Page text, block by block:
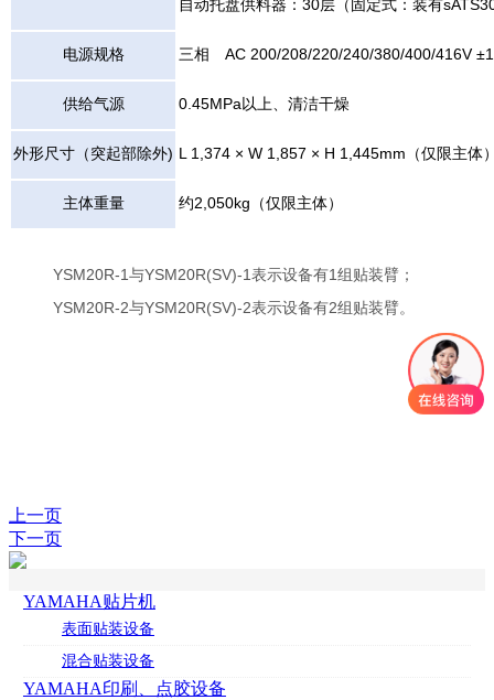
自动托盘供料器：30层（固定式：装有
电源规格 三相 AC 200/208/220/240/380/400/416V
供给气源 0.45MPa以上、清洁干燥
外形尺寸（突起部除外) L 1,374 × W 1,857 × H 1,445mm（仅限主体
主体重量 约2,050kg（仅限主体）
YSM20R-1与YSM20R(SV)-1表示设备有1组贴装臂；
YSM20R-2与YSM20R(SV)-2表示设备有2组贴装臂。
上一页
下一页
YAMAHA贴片机
表面贴装设备
混合贴装设备
YAMAHA印刷、点胶设备